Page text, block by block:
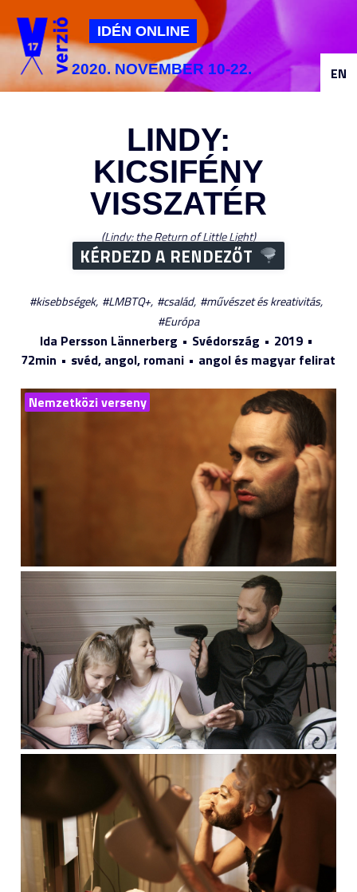
Jump to navigation
IDÉN ONLINE
2020. NOVEMBER 10-22.
LINDY:
KICSIFÉNY
VISSZATÉR
Lindy: the Return of Little Light
KÉRDEZD A RENDEZŐT
kisebbségek LMBTQ+ család
művészet és kreativitás
Európa
Ida Persson Lännerberg Svédország
2019
72min
svéd, angol, romani angol és magyar felirat
Nemzetközi verseny
EN